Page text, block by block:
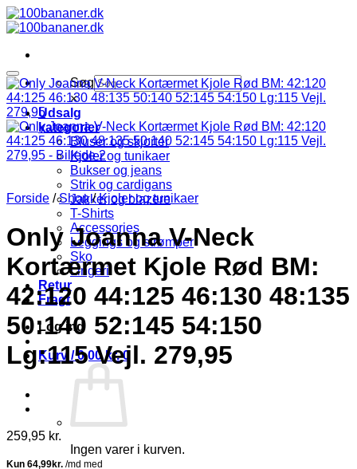
Fortsæt
til
Søg
×
Udsalg
kategorier
Bluser og skjorter
Kjoler og tunikaer
Bukser og jeans
Strik og cardigans
Jakker og blazere
T-Shirts
Accessories
Leggings og strømper
Sko
Lingeri
Retur
Fragt
Log ind
Kurv /0,00kr. 0
Ingen varer i kurven.
Forside / Shop / Kjoler og tunikaer
Only Joanna V-Neck
Kortærmet Kjole Rød BM:
42:120 44:125 46:130 48:135
50:140 52:145 54:150
Lg:115 Vejl. 279,95
259,95 kr.